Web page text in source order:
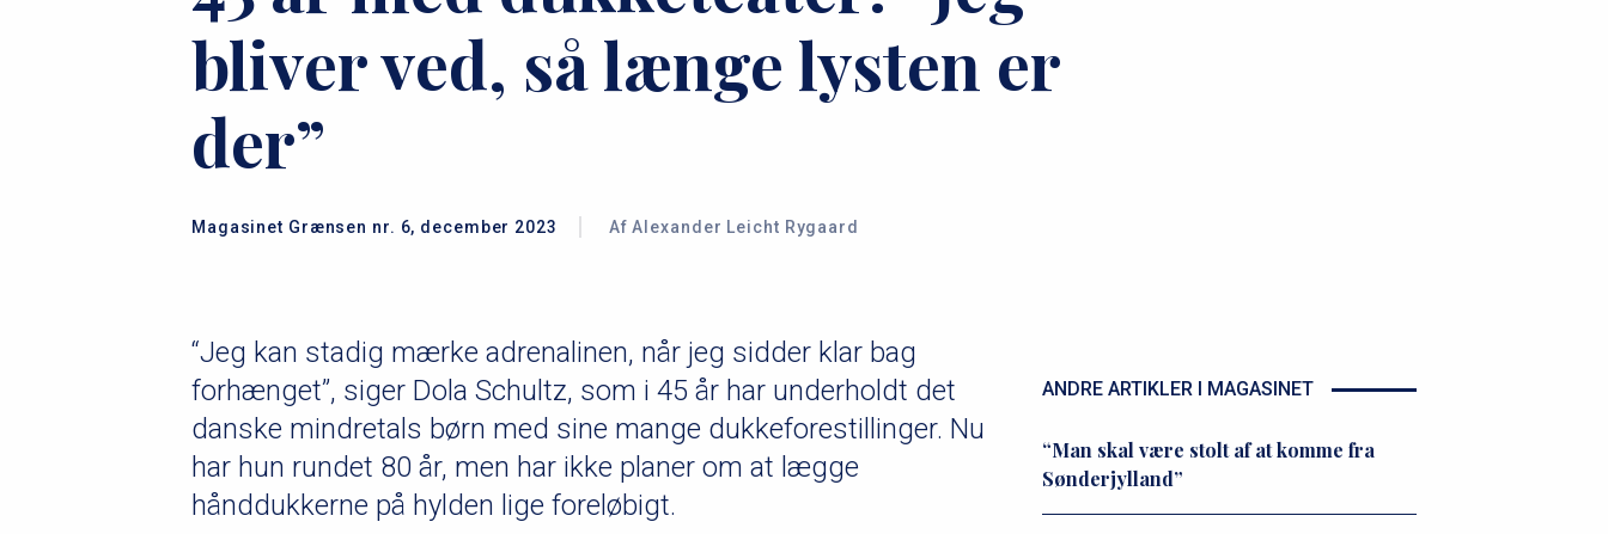
bliver ved, så længe lysten er
der”
Magasinet Grænsen nr. 6, december 2023 Af Alexander Leicht Rygaard
“Jeg kan stadig mærke adrenalinen, når jeg sidder klar bag
forhænget”, siger Dola Schultz, som i 45 år har underholdt det
danske mindretals børn med sine mange dukkeforestillinger. Nu
har hun rundet 80 år, men har ikke planer om at lægge
hånddukkerne på hylden lige foreløbigt.
ANDRE ARTIKLER I MAGASINET
“Man skal være stolt af at komme fra
Sønderjylland”